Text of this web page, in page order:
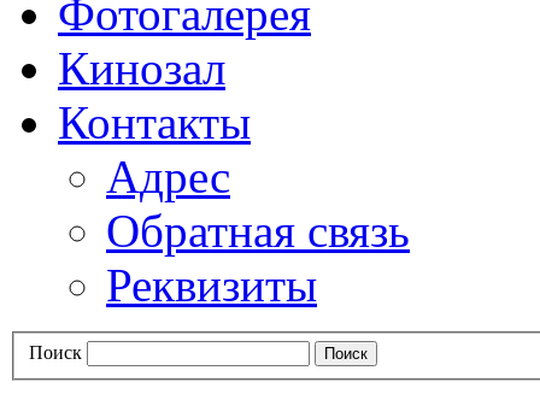
Фотогалерея
Кинозал
Контакты
Адрес
Обратная связь
Реквизиты
Поиск